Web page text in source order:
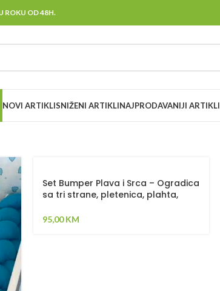
ROKU OD 48H.
NOVI ARTIKLISNIŽENI ARTIKLINAJPRODAVANIJI ARTIKLI
Set Bumper Plava i Srca – Ogradica
sa tri strane, pletenica, plahta,
95,00KM